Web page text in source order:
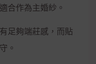
合作為主婚紗。
足夠端莊感，而貼
。